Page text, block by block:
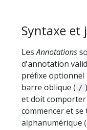
Syntaxe et
LesAnnotations
d'annotation
préfixe optionnel
barre oblique ( /
et doit comporter
commencer et
alphanumérique (